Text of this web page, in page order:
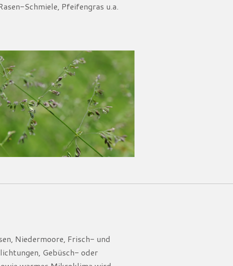
Schmiele, Pfeifengras u.a.
Niedermoore, Frisch- und
Gebüsch- oder